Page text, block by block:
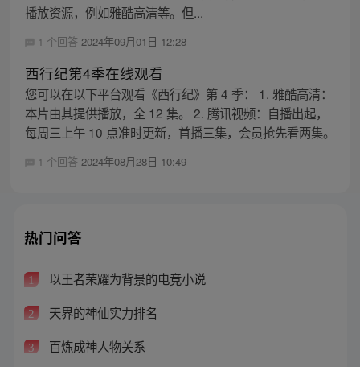
播放资源，例如雅酷高清等。但...
1 个回答 2024年09月01日 12:28
西行纪第4季在线观看
您可以在以下平台观看《西行纪》第 4 季： 1. 雅酷高清：
本片由其提供播放，全 12 集。 2. 腾讯视频：自播出起，
每周三上午 10 点准时更新，首播三集，会员抢先看两集。
1 个回答 2024年08月28日 10:49
热门问答
1 以王者荣耀为背景的电竞小说
2 天界的神仙实力排名
3 百炼成神人物关系